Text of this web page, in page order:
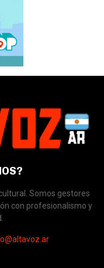
Somos gestores
con profesionalismo y